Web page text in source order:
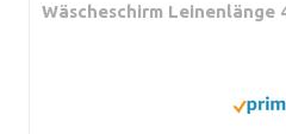
Wäscheschirm Leinenlänge